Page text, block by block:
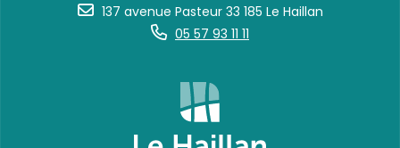
137 avenue Pasteur 33 185 Le Haillan
05 57 93 11 11